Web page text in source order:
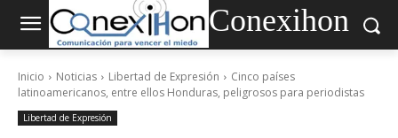
Conexihon
Inicio Noticias Libertad de Expresión
Cinco países
latinoamericanos, entre ellos Honduras, peligrosos para periodistas
Libertad de Expresión